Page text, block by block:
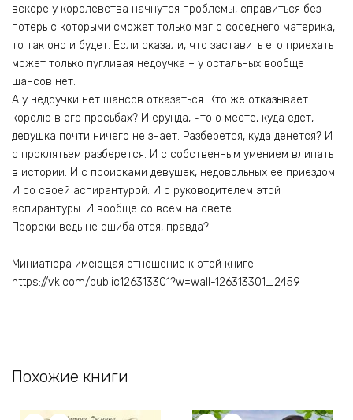
вскоре у королевства начнутся проблемы, справиться без
потерь с которыми сможет только маг с соседнего материка,
то так оно и будет. Если сказали, что заставить его приехать
может только пугливая недоучка – у остальных вообще
шансов нет.
А у недоучки нет шансов отказаться. Кто же отказывает
королю в его просьбах? И ерунда, что о месте, куда едет,
девушка почти ничего не знает. Разберется, куда денется? И
с проклятьем разберется. И с собственным умением влипать
в истории. И с происками девушек, недовольных ее приездом.
И со своей аспирантурой. И с руководителем этой
аспирантуры. И вообще со всем на свете.
Пророки ведь не ошибаются, правда?
Миниатюра имеющая отношение к этой книге
https://vk.com/public126313301?w=wall-126313301_2459
Похожие книги